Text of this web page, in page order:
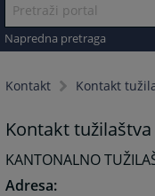
Napredna pretraga
Kontakt Kontakt
Kontakt tužilaštva
KANTONALNO
Adresa: